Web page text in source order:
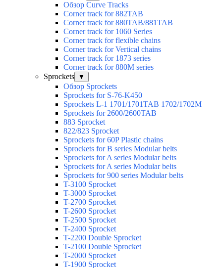
Обзор Curve Tracks
Corner track for 882TAB
Corner track for 880TAB/881TAB
Corner track for 1060 Series
Corner track for flexible chains
Corner track for Vertical chains
Corner track for 1873 series
Corner track for 880M series
Sprockets
▼
Обзор Sprockets
Sprockets for S-76-K450
Sprockets L-1 1701/1701TAB 1702/1702M
Sprockets for 2600/2600TAB
883 Sprocket
822/823 Sprocket
Sprockets for 60P Plastic chains
Sprockets for B series Modular belts
Sprockets for A series Modular belts
Sprockets for A series Modular belts
Sprockets for 900 series Modular belts
T-3100 Sprocket
T-3000 Sprocket
T-2700 Sprocket
T-2600 Sprocket
T-2500 Sprocket
T-2400 Sprocket
T-2200 Double Sprocket
T-2100 Double Sprocket
T-2000 Sprocket
T-1900 Sprocket